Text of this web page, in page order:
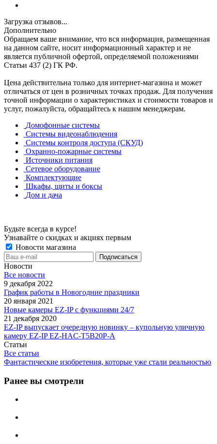
Загрузка отзывов...
Дополнительно
Обращаем ваше внимание, что вся информация, размещенная
на данном сайте, носит информационный характер и не
является публичной офертой, определяемой положениями
Статьи 437 (2) ГК РФ.
Цена действительна только для интернет-магазина и может
отличаться от цен в розничных точках продаж. Для получения
точной информации о характеристиках и стоимости товаров и
услуг, пожалуйста, обращайтесь к нашим менеджерам.
Домофонные системы
Системы видеонаблюдения
Системы контроля доступа (СКУД)
Охранно-пожарные системы
Источники питания
Сетевое оборудование
Комплектующие
Шкафы, щиты и боксы
Дом и дача
Будьте всегда в курсе!
Узнавайте о скидках и акциях первым
Новости магазина
Новости
Все новости
9 декабря 2022
График работы в Новогодние праздники
20 января 2021
Новые камеры EZ-IP с функциями 24/7
21 декабря 2020
EZ-IP выпускает очередную новинку – купольную уличную
камеру EZ-IP EZ-HAC-T5B20P-A
Статьи
Все статьи
Фантастические изобретения, которые уже стали реальностью
Ранее вы смотрели